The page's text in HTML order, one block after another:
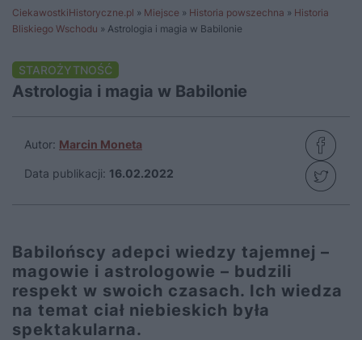
CiekawostkiHistoryczne.pl » Miejsce » Historia powszechna » Historia
Bliskiego Wschodu » Astrologia i magia w Babilonie
STAROŻYTNOŚĆ
Astrologia i magia w Babilonie
Autor: Marcin Moneta
Data publikacji: 16.02.2022
Babilońscy adepci wiedzy tajemnej –
magowie i astrologowie – budzili
respekt w swoich czasach. Ich wiedza
na temat ciał niebieskich była
spektakularna.